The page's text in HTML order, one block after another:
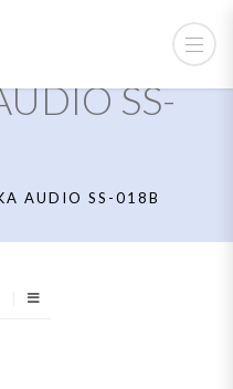
SS-
AUDIO SS-018B